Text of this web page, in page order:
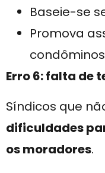
Baseie-se
Promova
Erro 6: falta de
Síndicos que
dificuldades
os moradores.